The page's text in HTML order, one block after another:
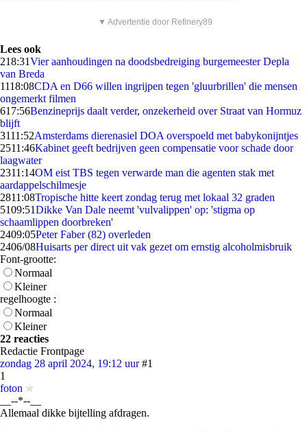
▼ Advertentie door Refinery89
Lees ook
218:31Vier aanhoudingen na doodsbedreiging burgemeester Depla
van Breda
1118:08CDA en D66 willen ingrijpen tegen 'gluurbrillen' die mensen
ongemerkt filmen
617:56Benzineprijs daalt verder, onzekerheid over Straat van Hormuz
blijft
3111:52Amsterdams dierenasiel DOA overspoeld met babykonijntjes
2511:46Kabinet geeft bedrijven geen compensatie voor schade door
laagwater
2311:14OM eist TBS tegen verwarde man die agenten stak met
aardappelschilmesje
2811:08Tropische hitte keert zondag terug met lokaal 32 graden
5109:51Dikke Van Dale neemt 'vulvalippen' op: 'stigma op
schaamlippen doorbreken'
2409:05Peter Faber (82) overleden
2406/08Huisarts per direct uit vak gezet om ernstig alcoholmisbruik
Font-grootte:
Normaal
Kleiner
regelhoogte :
Normaal
Kleiner
22 reacties
Redactie Frontpage
zondag 28 april 2024, 19:12 uur #1
1
foton
__--*--__
Allemaal dikke bijtelling afdragen.